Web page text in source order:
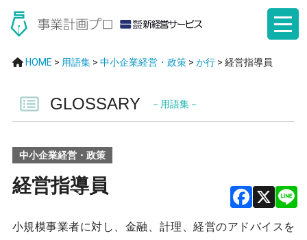
HOME > 用語集> 中小企業経営・政策> か行> 経営指導員
GLOSSARY －用語集－
中小企業経営・政策
経営指導員
F X
小規模事業者に対し、金融、計理、経営のアドバイスを